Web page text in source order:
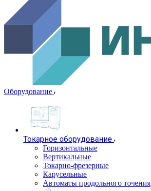
Оборудование
Токарное оборудование
Горизонтальные
Вертикальные
Токарно-фрезерные
Карусельные
Автоматы продольного точения